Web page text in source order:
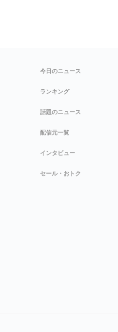
今日のニュース
ランキング
話題のニュース
配信元一覧
インタビュー
セール・おトク